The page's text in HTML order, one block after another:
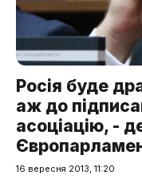
Росія буде
аж до
асоціацію, -
16 вересня 2013, 11:20